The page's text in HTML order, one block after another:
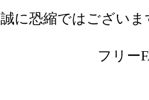
誠に恐縮ではござい
フリー